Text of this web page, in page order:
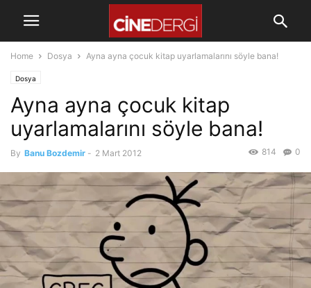
Home Dosya Ayna ayna çocuk kitap uyarlamalarını söyle bana!
Dosya
Ayna ayna çocuk kitap
uyarlamalarını söyle bana!
By Banu Bozdemir - 2 Mart 2012 0
814